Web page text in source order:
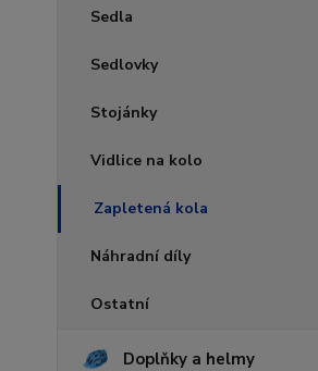
Sedla
Sedlovky
Stojánky
Vidlice na kolo
Zapletená kola
Náhradní díly
Ostatní
Doplňky a helmy